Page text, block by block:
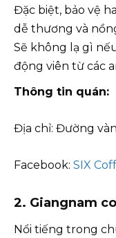
Đặc biệt, bảo vệ
dễ thương và
Sẽ không lạ gì
động viên từ các
Thông tin quán:
Địa chỉ: Đường
Facebook: SIX
2. Giangnam
Nổi tiếng trong